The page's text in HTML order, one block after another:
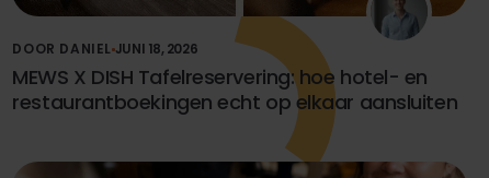
DOOR DANIEL JUNI 18, 2026
MEWS X DISH Tafelreservering: hoe hotel- en
restaurantboekingen echt op elkaar aansluiten